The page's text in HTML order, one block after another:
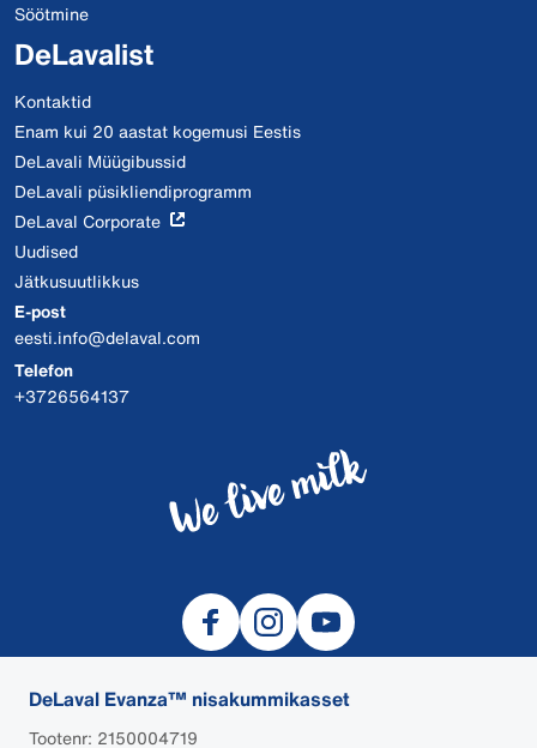
DeLaval Evanza™ nisakummikasset
Tootenr: 2150004719
Söötmine
DeLavalist
Kontaktid
Enam kui 20 aastat kogemusi Eestis
DeLavali Müügibussid
DeLavali püsikliendiprogramm
DeLaval Corporate
Uudised
Jätkusuutlikkus
E-post
eesti.info@delaval.com
Telefon
+3726564137